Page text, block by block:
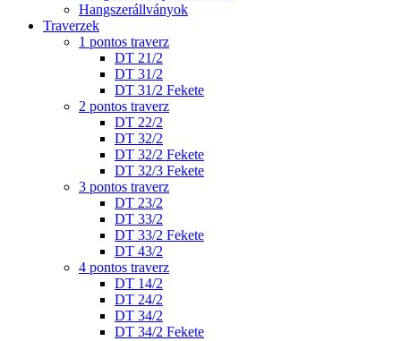
Hangszerállványok
Traverzek
1 pontos traverz
DT 21/2
DT 31/2
DT 31/2 Fekete
2 pontos traverz
DT 22/2
DT 32/2
DT 32/2 Fekete
DT 32/3 Fekete
3 pontos traverz
DT 23/2
DT 33/2
DT 33/2 Fekete
DT 43/2
4 pontos traverz
DT 14/2
DT 24/2
DT 34/2
DT 34/2 Fekete